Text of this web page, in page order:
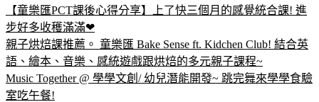
【童樂匯PCT課後心得分享】上了快三個月的感覺統合課! 進
步好多收穫滿滿❤
親子烘焙課推薦。 童樂匯 Bake Sense ft. Kidchen Club! 結合英
語、繪本、音樂、感統遊戲跟烘焙的多元親子課程~
Music Together @ 學學文創/ 幼兒潛能開發~ 跳完舞來學學食驗
室吃午餐!